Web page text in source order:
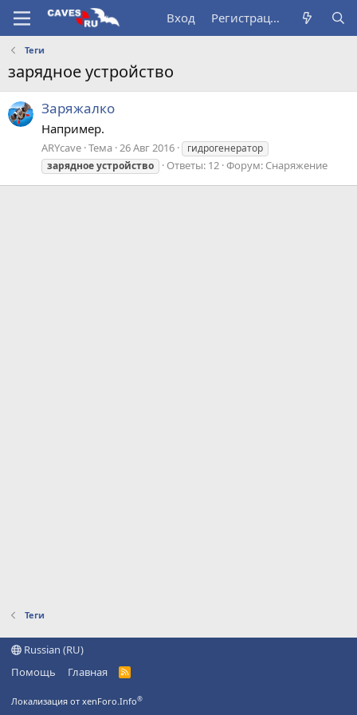
Вход Регистрация
Теги
зарядное устройство
Заряжалко
Например.
ARYсave Тема 26 Авг 2016
гидрогенератор
зарядноеустройство Ответы: 12 Форум: Снаряжение
Теги
Russian (RU)
Помощь
Главная
R
Локализация от xenForo.Info®